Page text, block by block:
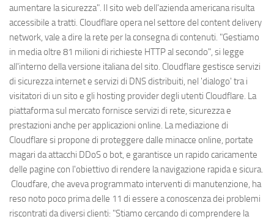
aumentare la sicurezza". Il sito web dell'azienda americana risulta
accessibile a tratti. Cloudflare opera nel settore del content delivery
network, vale a dire la rete per la consegna di contenuti. "Gestiamo
in media oltre 81 milioni di richieste HTTP al secondo", si legge
all'interno della versione italiana del sito. Cloudflare gestisce servizi
di sicurezza internet e servizi di DNS distribuiti, nel 'dialogo' tra i
visitatori di un sito e gli hosting provider degli utenti Cloudflare. La
piattaforma sul mercato fornisce servizi di rete, sicurezza e
prestazioni anche per applicazioni online. La mediazione di
Cloudflare si propone di proteggere dalle minacce online, portate
magari da attacchi DDoS o bot, e garantisce un rapido caricamente
delle pagine con l'obiettivo di rendere la navigazione rapida e sicura.
Cloudfare, che aveva programmato interventi di manutenzione, ha
reso noto poco prima delle 11 di essere a conoscenza dei problemi
riscontrati da diversi clienti: "Stiamo cercando di comprendere la